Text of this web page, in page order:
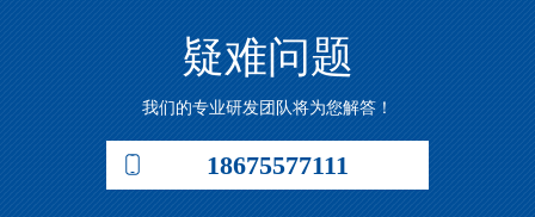
疑难问题
我们的专业研发团队将为您解答！
18675577111